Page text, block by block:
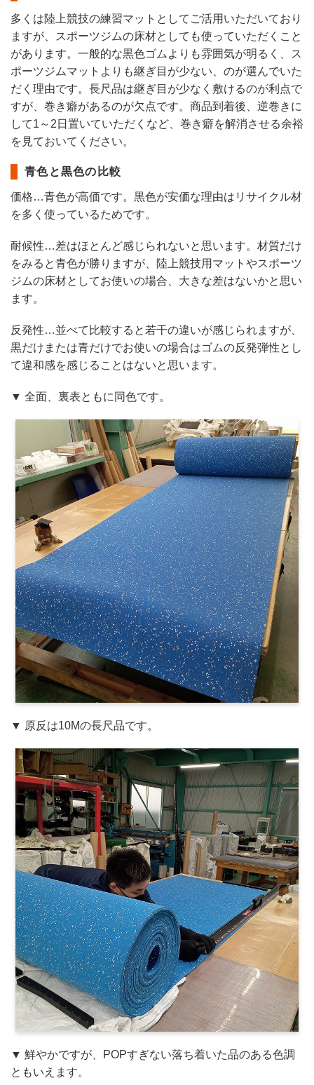
多くは陸上競技の練習マットとしてご活用いただいており
ますが、スポーツジムの床材としても使っていただくこと
があります。一般的な黒色ゴムよりも雰囲気が明るく、ス
ポーツジムマットよりも継ぎ目が少ない、のが選んでいた
だく理由です。長尺品は継ぎ目が少なく敷けるのが利点で
すが、巻き癖があるのが欠点です。商品到着後、逆巻きに
して1～2日置いていただくなど、巻き癖を解消させる余裕
を見ておいてください。
青色と黒色の比較
価格…青色が高価です。黒色が安価な理由はリサイクル材
を多く使っているためです。
耐候性…差はほとんど感じられないと思います。材質だけ
をみると青色が勝りますが、陸上競技用マットやスポーツ
ジムの床材としてお使いの場合、大きな差はないかと思い
ます。
反発性…並べて比較すると若干の違いが感じられますが、
黒だけまたは青だけでお使いの場合はゴムの反発弾性とし
て違和感を感じることはないと思います。
▼ 全面、裏表ともに同色です。
▼ 原反は10Mの長尺品です。
▼ 鮮やかですが、POPすぎない落ち着いた品のある色調
ともいえます。